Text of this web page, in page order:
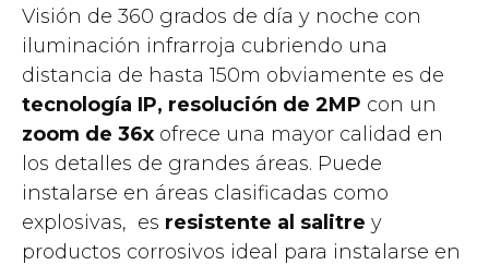
Visión de 360 grados de día y noche con
iluminación infrarroja cubriendo una
distancia de hasta 150m obviamente es de
tecnología IP, resolución de 2MP con un
zoom de 36x ofrece una mayor calidad en
los detalles de grandes áreas. Puede
instalarse en áreas clasificadas como
explosivas, es resistente al salitre y
productos corrosivos ideal para instalarse en